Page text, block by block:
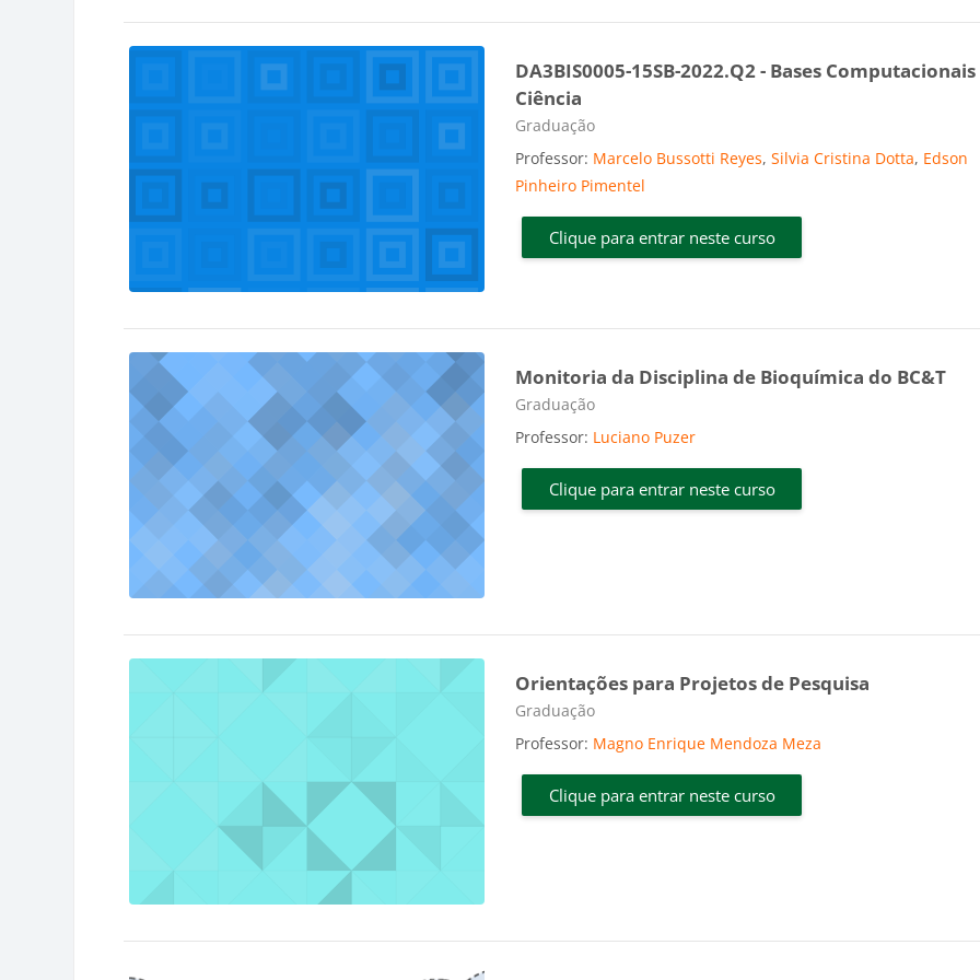
DA3BIS0005-15SB-2022.Q2 - Bases
Ciência
Categoria do curso
Graduação
Professor: Marcelo Bussotti Reyes,Silvia Cristina Dotta, Edson
Pinheiro Pimentel
Clique para entrar neste curso
Monitoria da Disciplina de Bioquímica do BC&T
Categoria do curso
Graduação
Professor: Luciano Puzer
Clique para entrar neste curso
Orientações para Projetos de Pesquisa
Categoria do curso
Graduação
Professor: Magno Enrique Mendoza Meza
Clique para entrar neste curso